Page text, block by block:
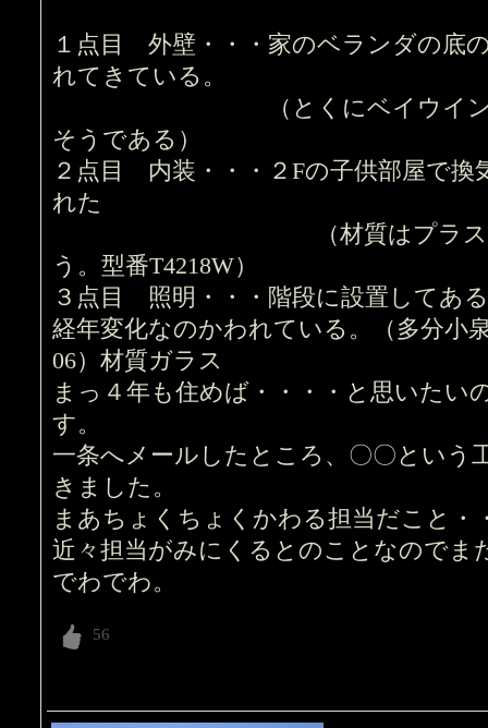
１点目 外壁・・・家のベランダの底
れてきている。
（とくにベイウインドの
そうである）
２点目 内装・・・２Fの子供部屋で換
れた
（材質はプラスチック
う。型番T4218W）
３点目 照明・・・階段に設置してあ
経年変化なのかわれている。（多分
06）材質ガラス
まっ４年も住めば・・・・と思いたい
す。
一条へメールしたところ、〇〇という
きました。
まあちょくちょくかわる担当だこと・
近々担当がみにくるとのことなのでま
でわでわ。